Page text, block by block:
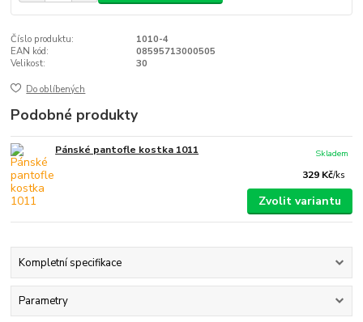
Číslo produktu:
1010-4
EAN kód:
08595713000505
Velikost:
30
Do oblíbených
Podobné produkty
Pánské pantofle kostka 1011
329 Kč/ks
Skladem
Zvolit variantu
Kompletní specifikace
Parametry